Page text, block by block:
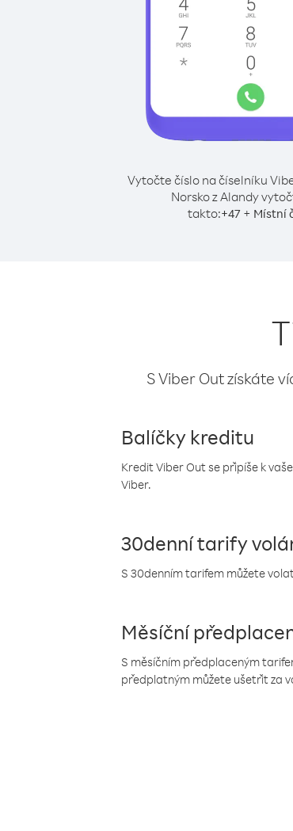
Vytočte číslo na číselníku
Norsko z Alandy
takto:+47 + Místní
S Viber Out získáte
Balíčky kreditu
Kredit Viber Out se připíše k
Viber.
30denní tarify
S 30denním tarifem můžete
Měsíční
S měsíčním předplaceným
předplatným můžete ušetřit za